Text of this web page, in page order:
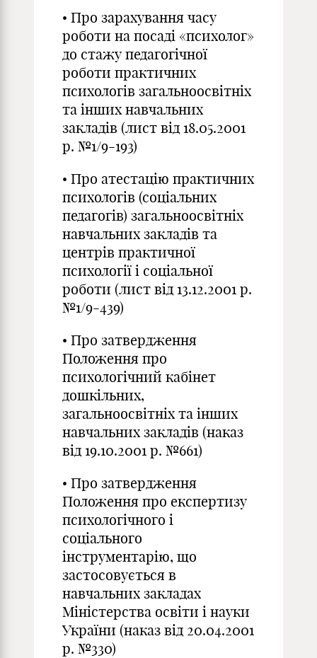
• Про зарахування часу
роботи на посаді «психолог»
до стажу педагогічної
роботи практичних
психологів загальноосвітніх
та інших навчальних
закладів (лист від 18.05.2001
р. №1/9-193)
• Про атестацію практичних
психологів (соціальних
педагогів) загальноосвітніх
навчальних закладів та
центрів практичної
психології і соціальної
роботи (лист від 13.12.2001 р.
№1/9-439)
• Про затвердження
Положення про
психологічний кабінет
дошкільних,
загальноосвітніх та інших
навчальних закладів (наказ
від 19.10.2001 р. №661)
• Про затвердження
Положення про експертизу
психологічного і
соціального
інструментарію, що
застосовується в
навчальних закладах
Міністерства освіти і науки
України (наказ від 20.04.2001
р. №330)